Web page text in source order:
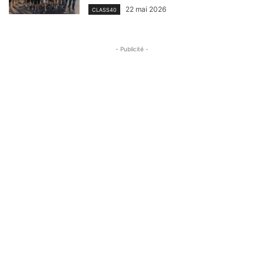
CLASS40 22 mai 2026
- Publicité -